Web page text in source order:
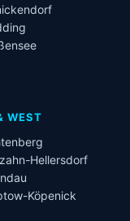
WEST
Hellersdorf
Köpenick